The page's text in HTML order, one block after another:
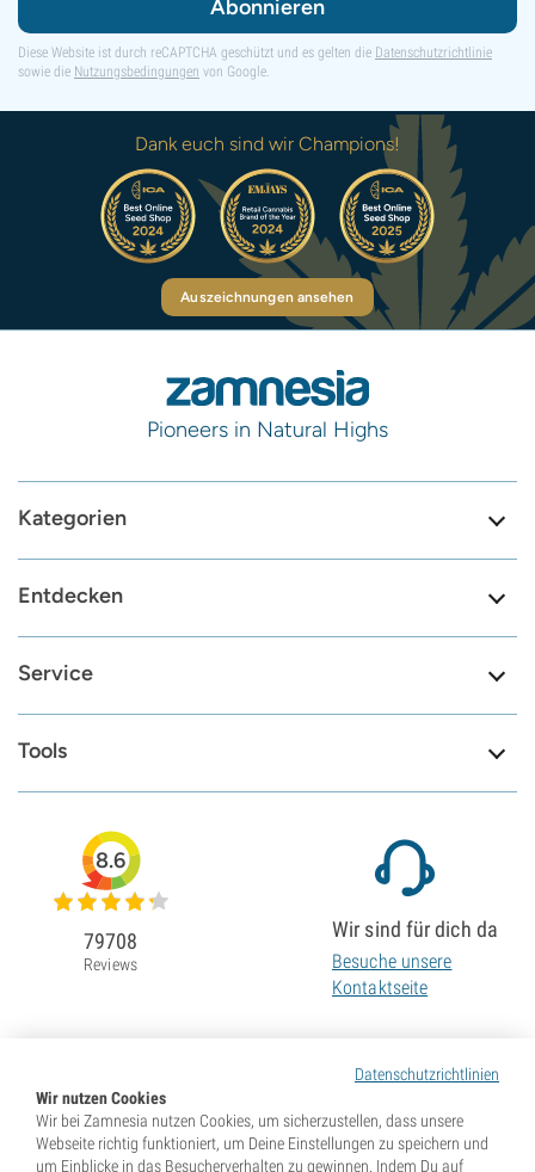
Abonnieren
Diese Website ist durch reCAPTCHA geschützt und es gelten die Datenschutzrichtlinie
sowie die Nutzungsbedingungen von Google.
Dank euch sind wir Champions!
Auszeichnungen ansehen
Pioneers in Natural Highs
Kategorien
Entdecken
Service
Tools
Datenschutzrichtlinien
Wir nutzen Cookies
Wir bei Zamnesia nutzen Cookies, um sicherzustellen, dass unsere
Webseite richtig funktioniert, um Deine Einstellungen zu speichern und
um Einblicke in das Besucherverhalten zu gewinnen. Indem Du auf
8.6
79708
Reviews
Wir sind für dich da
Besuche unsere
Kontaktseite